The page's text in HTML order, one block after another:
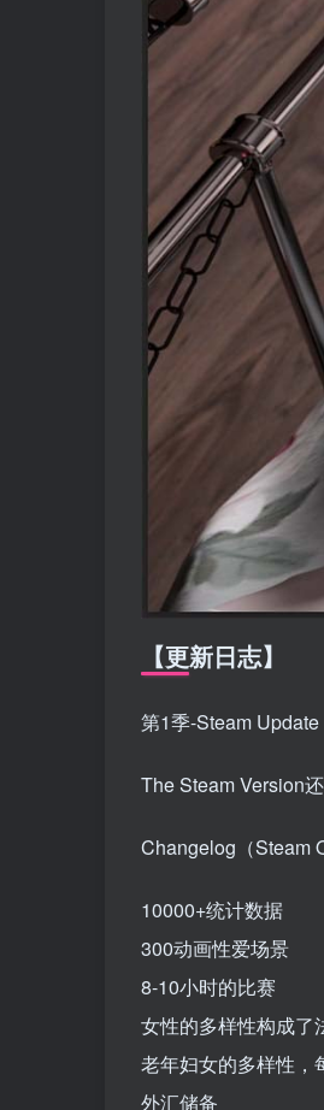
【更新日志】
第1季-Steam Update
The Steam Version
Changelog（Steam
10000+统计数据
300动画性爱场景
8-10小时的比赛
女性的多样性构成了
老年妇女的多样性，
外汇储备